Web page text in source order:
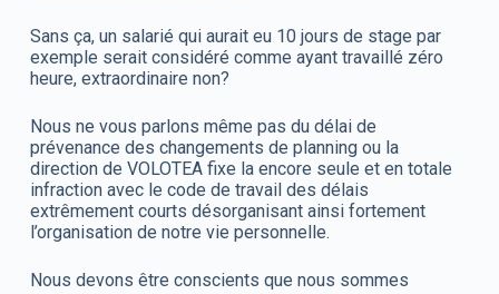
Sans ça, un salarié qui aurait eu 10 jours de stage par
exemple serait considéré comme ayant travaillé zéro
heure, extraordinaire non?
Nous ne vous parlons même pas du délai de
prévenance des changements de planning ou la
direction de VOLOTEA fixe la encore seule et en totale
infraction avec le code de travail des délais
extrêmement courts désorganisant ainsi fortement
l’organisation de notre vie personnelle.
Nous devons être conscients que nous sommes